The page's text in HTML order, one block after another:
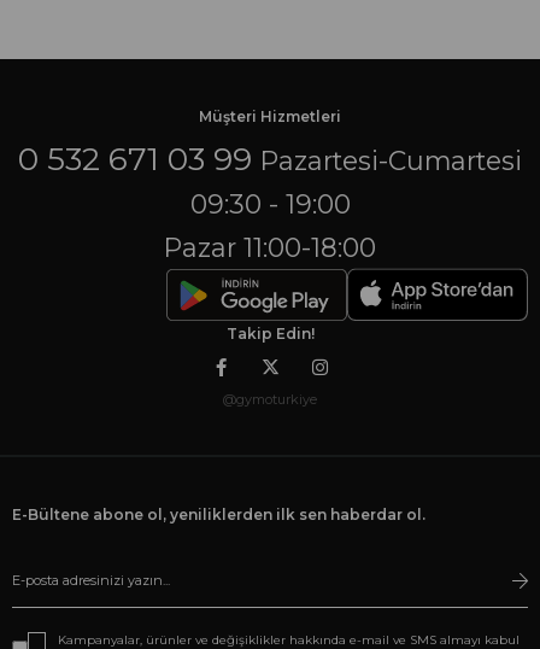
Müşteri Hizmetleri
0 532 671 03 99 Pazartesi-Cumartesi
09:30 - 19:00
Pazar 11:00-18:00
Takip Edin!
@gymoturkiye
E-Bültene abone ol, yeniliklerden ilk sen haberdar ol.
Kampanyalar, ürünler ve değişiklikler hakkında e-mail ve SMS almayı kabul